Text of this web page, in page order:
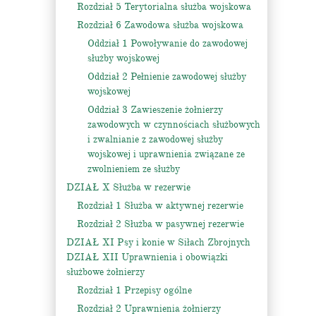
Rozdział 5 Terytorialna służba wojskowa
Rozdział 6 Zawodowa służba wojskowa
Oddział 1 Powoływanie do zawodowej
służby wojskowej
Oddział 2 Pełnienie zawodowej służby
wojskowej
Oddział 3 Zawieszenie żołnierzy
zawodowych w czynnościach służbowych
i zwalnianie z zawodowej służby
wojskowej i uprawnienia związane ze
zwolnieniem ze służby
DZIAŁ X Służba w rezerwie
Rozdział 1 Służba w aktywnej rezerwie
Rozdział 2 Służba w pasywnej rezerwie
DZIAŁ XI Psy i konie w Siłach Zbrojnych
DZIAŁ XII Uprawnienia i obowiązki
służbowe żołnierzy
Rozdział 1 Przepisy ogólne
Rozdział 2 Uprawnienia żołnierzy